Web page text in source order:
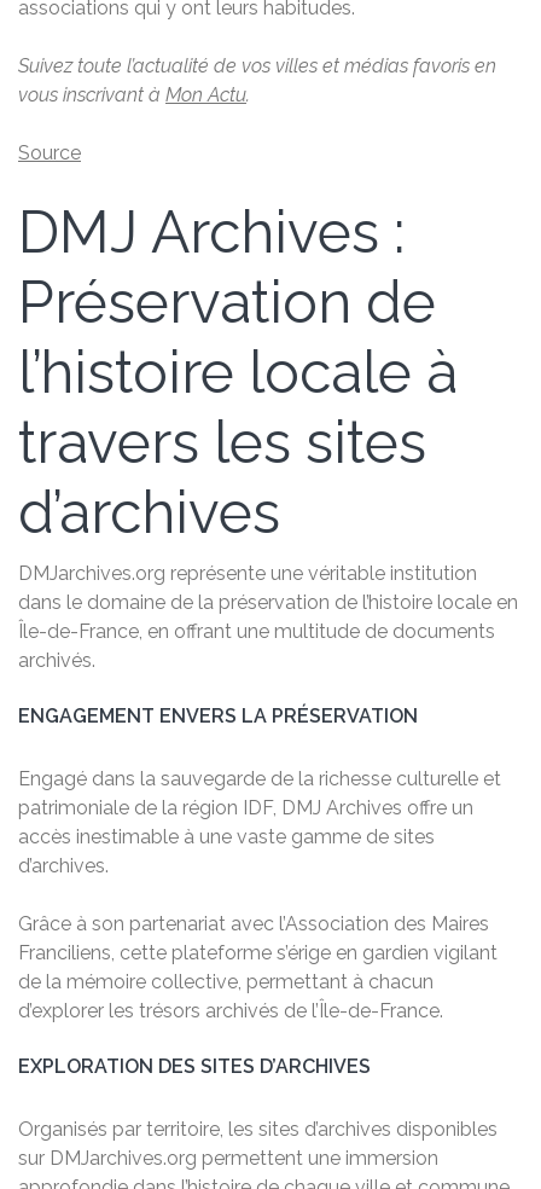
associations qui y ont leurs habitudes.
Suivez toute l’actualité de vos villes et médias favoris en
vous inscrivant à Mon Actu.
Source
DMJ Archives :
Préservation de
l’histoire locale à
travers les sites
d’archives
DMJarchives.org représente une véritable institution
dans le domaine de la préservation de l’histoire locale en
Île-de-France, en offrant une multitude de documents
archivés.
ENGAGEMENT ENVERS LA PRÉSERVATION
Engagé dans la sauvegarde de la richesse culturelle et
patrimoniale de la région IDF, DMJ Archives offre un
accès inestimable à une vaste gamme de sites
d’archives.
Grâce à son partenariat avec l’Association des Maires
Franciliens, cette plateforme s’érige en gardien vigilant
de la mémoire collective, permettant à chacun
d’explorer les trésors archivés de l’Île-de-France.
EXPLORATION DES SITES D’ARCHIVES
Organisés par territoire, les sites d’archives disponibles
sur DMJarchives.org permettent une immersion